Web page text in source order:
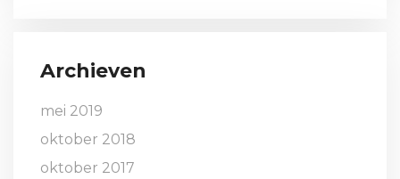
Archieven
mei 2019
oktober 2018
oktober 2017